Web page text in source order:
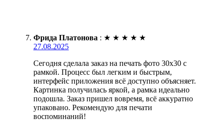
Фрида Платонова : ★ ★ ★ ★ ★
27.08.2025
Сегодня сделала заказ на печать фото 30х30 с
рамкой. Процесс был легким и быстрым,
интерфейс приложения всё доступно объясняет.
Картинка получилась яркой, а рамка идеально
подошла. Заказ пришел вовремя, всё аккуратно
упаковано. Рекомендую для печати
воспоминаний!